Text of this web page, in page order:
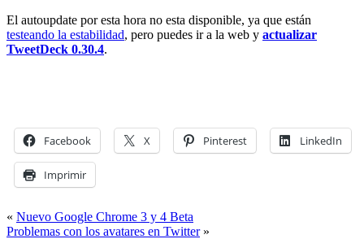
El autoupdate por esta hora no esta disponible, ya que están
testeando la estabilidad, pero puedes ir a la web y actualizar
TweetDeck 0.30.4.
Facebook X Pinterest LinkedIn
Imprimir
« Nuevo Google Chrome 3 y 4 Beta
Problemas con los avatares en Twitter»